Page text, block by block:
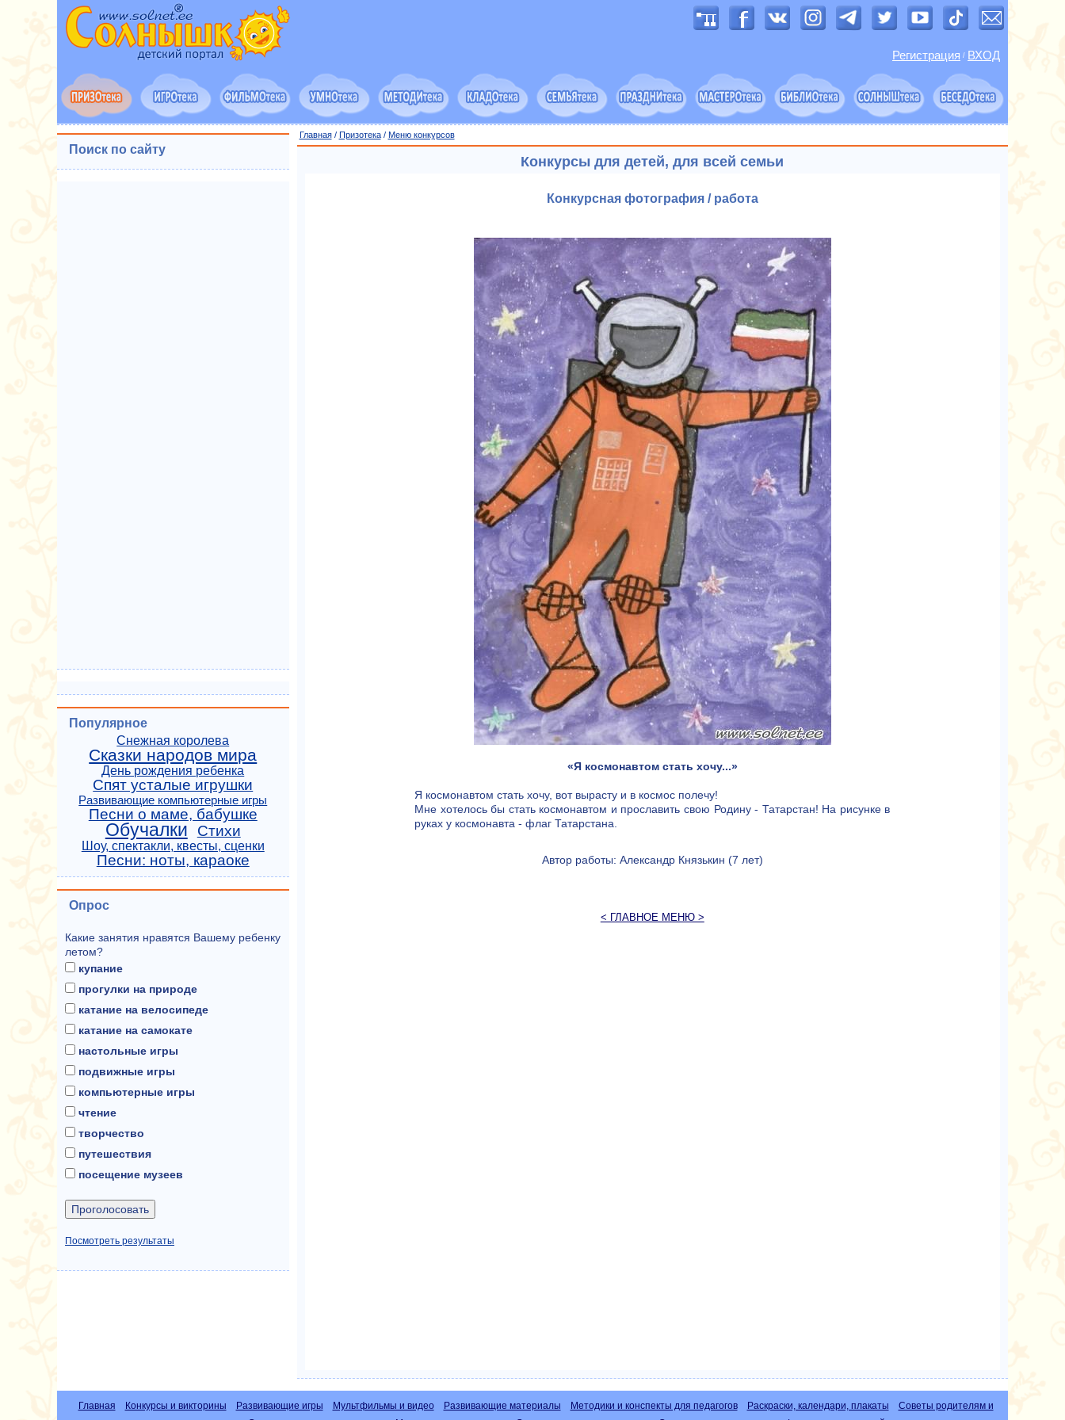
Регистрация / ВХОД
Главная/ Призотека/ Меню конкурсов
Конкурсы для детей, для всей семьи
Конкурсная фотография / работа
«Я космонавтом стать хочу...»
Я космонавтом стать хочу, вот вырасту и в космос полечу!
Мне хотелось бы стать космонавтом и прославить свою Родину - Татарстан! На рисунке в
руках у космонавта - флаг Татарстана.
Автор работы: Александр Князькин (7 лет)
< ГЛАВНОЕ МЕНЮ >
Поиск по сайту
Популярное
Снежная королева
Сказки народов мира
День рождения ребенка
Спят усталые игрушки
Развивающие компьютерные игры
Песни о маме, бабушке
Обучалки Стихи
Шоу, спектакли, квесты, сценки
Песни: ноты, караоке
Опрос
Какие занятия нравятся Вашему ребенку
летом?
купание
прогулки на природе
катание на велосипеде
катание на самокате
настольные игры
подвижные игры
компьютерные игры
чтение
творчество
путешествия
посещение музеев
Посмотреть результаты
Главная Конкурсы и викторины Развивающие игры Мультфильмы и видео Развивающие материалы Методики и конспекты для педагогов Раскраски, календари, плакаты
Советы родителям и